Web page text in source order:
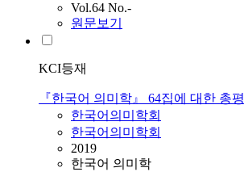
Vol.64 No.-
원문보기
KCI등재
『한국어 의미학』 64집에 대한 총평
한국어의미학회
한국어의미학회
2019
한국어 의미학